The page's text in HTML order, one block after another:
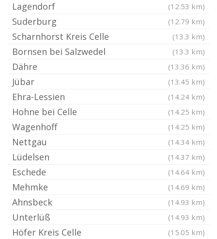
Lagendorf (12.53 km)
Suderburg (12.79 km)
Scharnhorst Kreis Celle (13.3 km)
Bornsen bei Salzwedel (13.3 km)
Dähre (13.36 km)
Jübar (13.45 km)
Ehra-Lessien (14.24 km)
Hohne bei Celle (14.25 km)
Wagenhoff (14.25 km)
Nettgau (14.34 km)
Lüdelsen (14.37 km)
Eschede (14.64 km)
Mehmke (14.69 km)
Ahnsbeck (14.93 km)
Unterlüß (14.93 km)
Höfer Kreis Celle (15.05 km)